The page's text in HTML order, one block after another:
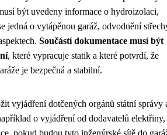
být uvedeny informace o hydroizolaci,
jedná o vytápěnou garáž, odvodnění
Součástí dokumentace musí být
, které vypracuje statik a které potvrdí, že
je bezpečná a stabilní.
vyjádření dotčených orgánů státní správy
o vyjádření od dodavatelů elektřiny,
pokud budou tyto inženýrské sítě do